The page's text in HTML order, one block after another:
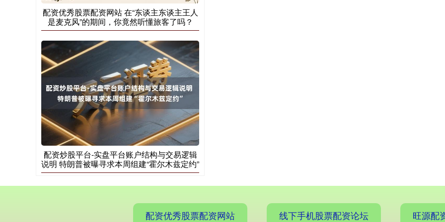
配资优秀股票配资网站 在“东谈主东谈主王人
是麦克风”的期间，你竟然听懂旅客了吗？
配资炒股平台-实盘平台账户结构与交易逻辑
说明 特朗普被曝寻求本周组建“霍尔木兹定约”
配资优秀股票配资网站 线下手机股票配资论坛 旺源配